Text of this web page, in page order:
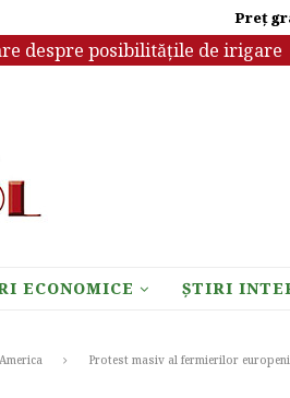
Preț
posibilitățile de irigare
ECONOMICE ȘTIRI
America Protest masiv al fermierilor